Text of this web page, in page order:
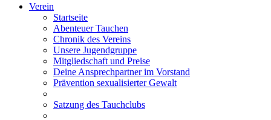
Verein
Startseite
Abenteuer Tauchen
Chronik des Vereins
Unsere Jugendgruppe
Mitgliedschaft und Preise
Deine Ansprechpartner im Vorstand
Prävention sexualisierter Gewalt
Satzung des Tauchclubs